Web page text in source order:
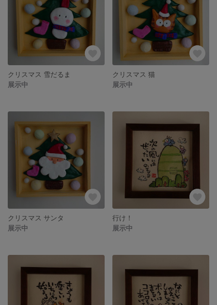
クリスマス 雪だるま
展示中
クリスマス 猫
展示中
クリスマス サンタ
展示中
行け！
展示中